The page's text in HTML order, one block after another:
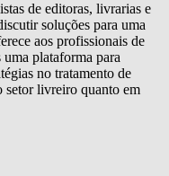
de editoras, livrarias e
soluções para uma
aos profissionais de
plataforma para
no tratamento de
setor livreiro quanto em